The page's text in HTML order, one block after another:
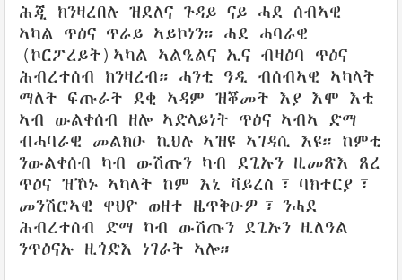
ሕጂ ክንዛረበሉ ዝደለና ጉዳይ ናይ ሓደ ሰብኣዊ
ኣካል ጥዕና ጥራይ ኣይኮነን። ሓደ ሓባራዊ
(ኮርፖረይት)ኣካል ኣልዒልና ኢና ብዛዕባ ጥዕና
ሕብረተሰብ ክንዛረብ። ሓንቲ ዓዲ ብሰብኣዊ ኣካላት
ማለት ፍጡራት ደቂ ኣዳም ዝቖመት እያ እሞ እቲ
ኣብ ውልቀሰብ ዘሎ ኣድላይነት ጥዕና ኣብኣ ድማ
ብሓባራዊ መልክዑ ኪህሉ ኣዝዩ ኣገዳሲ እዩ። ከምቲ
ንውልቀሰብ ካብ ውሽጡን ካብ ደጊኡን ዚመጽእ ጸረ
ጥዕና ዝኾኑ ኣካላት ከም እኒ ቫይረስ፣ ባክተርያ፣
መንሽሮኣዊ ዋህዮ ወዘተ ዜጥቅዑዎ፣ ንሓደ
ሕብረተሰብ ድማ ካብ ውሽጡን ደጊኡን ዚለዓል
ንጥዕናኡ ዚጎድእ ነገራት ኣሎ።